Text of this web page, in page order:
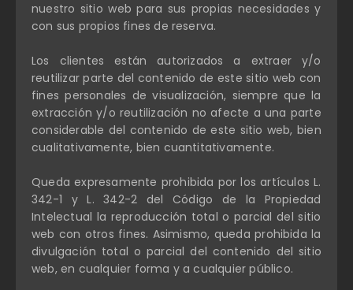
nuestro sitio web para sus propias necesidades y
con sus propios fines de reserva.
Los clientes están autorizados a extraer y/o
reutilizar parte del contenido de este sitio web con
fines personales de visualización, siempre que la
extracción y/o reutilización no afecte a una parte
considerable del contenido de este sitio web, bien
cualitativamente, bien cuantitativamente.
Queda expresamente prohibida por los artículos L.
342-1 y L. 342-2 del Código de la Propiedad
Intelectual la reproducción total o parcial del sitio
web con otros fines. Asimismo, queda prohibida la
divulgación total o parcial del contenido del sitio
web, en cualquier forma y a cualquier público.